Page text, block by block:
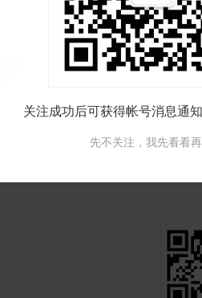
36岁 北京 离异有孩归自己
关注成功后可获得帐号消息通
先不关注，我先看看